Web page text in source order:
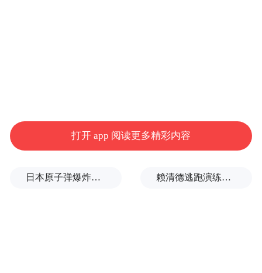
打开 app 阅读更多精彩内容
日本原子弹爆炸亲历者反对高市修改无核三原则，“她应该下台” 赖清德逃跑演练有美方人员参与，台媒体人：终于正式演练逃亡计划了